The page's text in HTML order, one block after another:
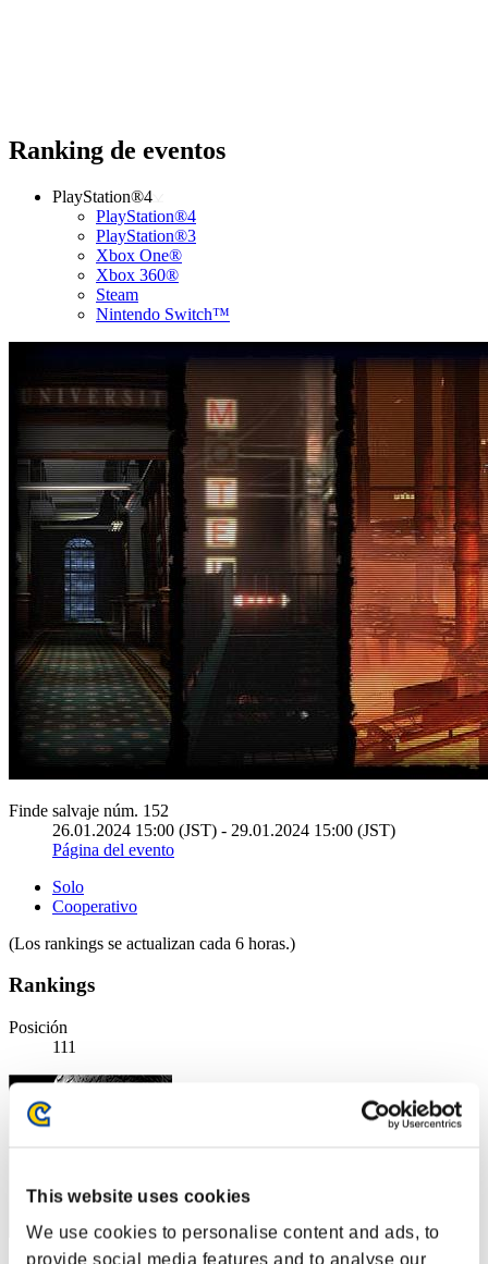
This website uses cookies
We use cookies to personalise content and ads, to
provide social media features and to analyse our
Ranking de eventos
PlayStation®4
PlayStation®4
PlayStation®3
Xbox One®
Xbox 360®
Steam
Nintendo Switch™
Finde salvaje núm. 152
26.01.2024 15:00 (JST) - 29.01.2024 15:00 (JST)
Página del evento
Solo
Cooperativo
(Los rankings se actualizan cada 6 horas.)
Rankings
Posición
111